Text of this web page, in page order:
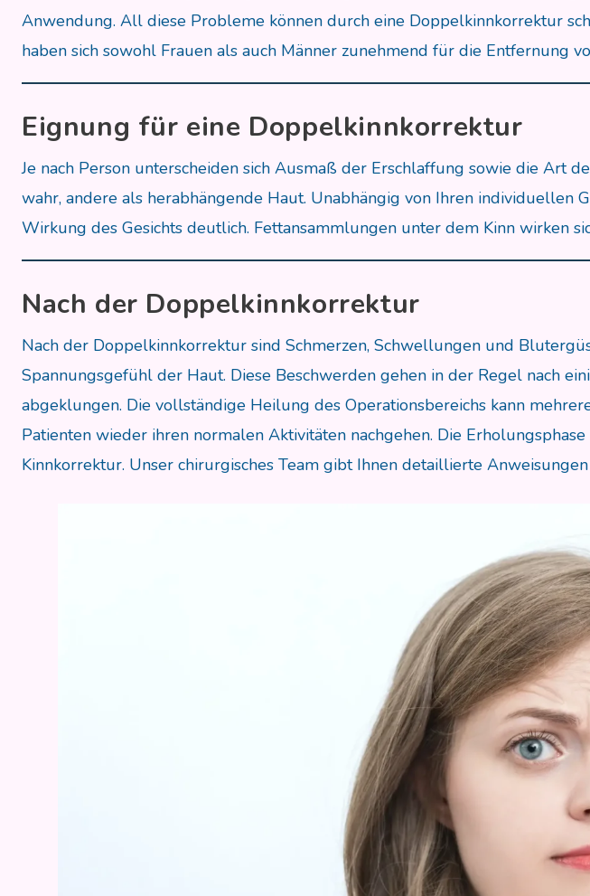
Anwendung. All diese Probleme können durch eine Doppelkinnkorrektur
haben sich sowohl Frauen als auch Männer zunehmend für die Entfernung
Eignung für eine Doppelkinnkorrektur
Je nach Person unterscheiden sich Ausmaß der Erschlaffung sowie die Art
wahr, andere als herabhängende Haut. Unabhängig von Ihren individuellen
Wirkung des Gesichts deutlich. Fettansammlungen unter dem Kinn wirken
Nach der Doppelkinnkorrektur
Nach der Doppelkinnkorrektur sind Schmerzen, Schwellungen und
Spannungsgefühl der Haut. Diese Beschwerden gehen in der Regel nach
abgeklungen. Die vollständige Heilung des Operationsbereichs kann
Patienten wieder ihren normalen Aktivitäten nachgehen. Die
Kinnkorrektur. Unser chirurgisches Team gibt Ihnen detaillierte